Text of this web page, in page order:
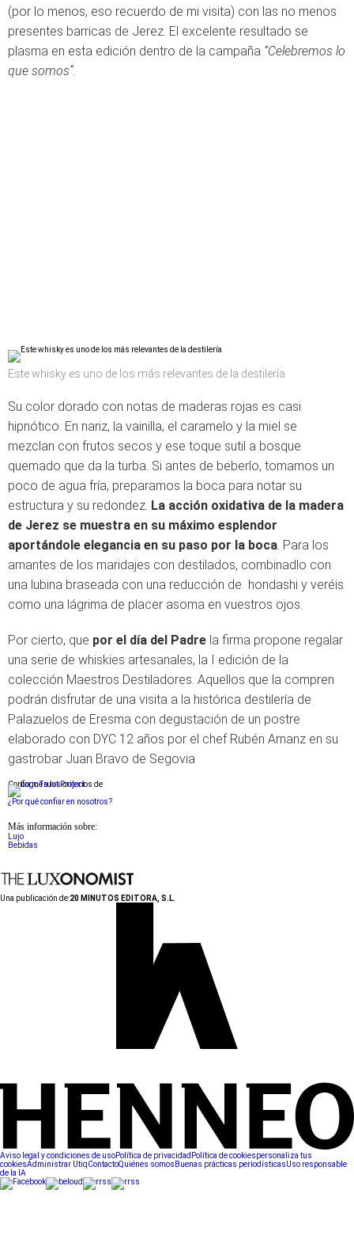
(por lo menos, eso recuerdo de mi visita) con las no menos
presentes barricas de Jerez. El excelente resultado se
plasma en esta edición dentro de la campaña “Celebremos lo
que somos”.
Este whisky es uno de los más relevantes de la destilería
Su color dorado con notas de maderas rojas es casi
hipnótico. En nariz, la vainilla, el caramelo y la miel se
mezclan con frutos secos y ese toque sutil a bosque
quemado que da la turba. Si antes de beberlo, tomamos un
poco de agua fría, preparamos la boca para notar su
estructura y su redondez. La acción oxidativa de la madera
de Jerez se muestra en su máximo esplendor
aportándole elegancia en su paso por la boca. Para los
amantes de los maridajes con destilados, combinadlo con
una lubina braseada con una reducción de hondashi y veréis
como una lágrima de placer asoma en vuestros ojos.
Por cierto, que por el día del Padre la firma propone regalar
una serie de whiskies artesanales, la I edición de la
colección Maestros Destiladores. Aquellos que la compren
podrán disfrutar de una visita a la histórica destilería de
Palazuelos de Eresma con degustación de un postre
elaborado con DYC 12 años por el chef Rubén Arnanz en su
gastrobar Juan Bravo de Segovia
Conforme a los criterios de
¿Por qué confiar en nosotros?
Más información sobre:
Lujo
Bebidas
Una publicación de:20 MINUTOS EDITORA, S.L.
Aviso legal y condiciones de usoPolítica de privacidad Política de cookiespersonaliza tus
cookiesAdministrar UtiqContactoQuiénes somos Buenas prácticas periodísticasUso responsable
de la IA